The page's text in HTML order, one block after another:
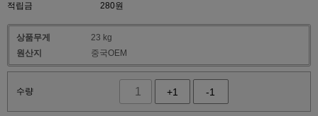
적립금 280원
상품무게
23 kg
원산지
중국OEM
수량 +1 -1